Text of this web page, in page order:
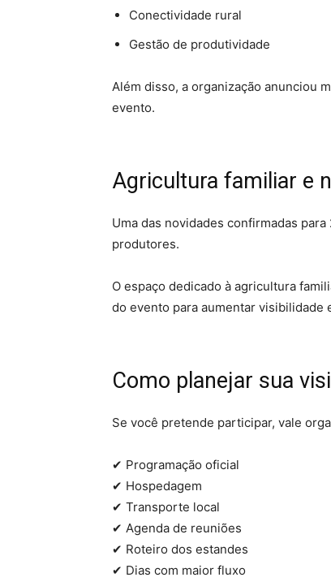
Conectividade rural
Gestão de produtividade
Além disso, a organização anunciou
evento.
Agricultura familiar e
Uma das novidades confirmadas
produtores.
O espaço dedicado à agricultura
do evento para aumentar visibilidade
Como planejar sua
Se você pretende participar, vale
✔ Programação oficial
✔ Hospedagem
✔ Transporte local
✔ Agenda de reuniões
✔ Roteiro dos estandes
✔ Dias com maior fluxo